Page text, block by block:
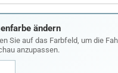
ändern
Sie auf das Farbfeld, um die
anzupassen.